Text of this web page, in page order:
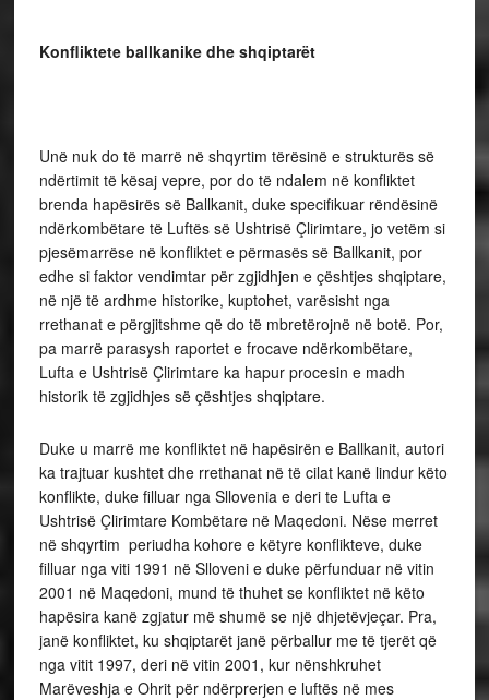
Konfliktete ballkanike dhe shqiptarët
Unë nuk do të marrë në shqyrtim tërësinë e strukturës së
ndërtimit të kësaj vepre, por do të ndalem në konfliktet
brenda hapësirës së Ballkanit, duke specifikuar rëndësinë
ndërkombëtare të Luftës së Ushtrisë Çlirimtare, jo vetëm si
pjesëmarrëse në konfliktet e përmasës së Ballkanit, por
edhe si faktor vendimtar për zgjidhjen e çështjes shqiptare,
në një të ardhme historike, kuptohet, varësisht nga
rrethanat e përgjitshme që do të mbretërojnë në botë. Por,
pa marrë parasysh raportet e frocave ndërkombëtare,
Lufta e Ushtrisë Çlirimtare ka hapur procesin e madh
historik të zgjidhjes së çështjes shqiptare.
Duke u marrë me konfliktet në hapësirën e Ballkanit, autori
ka trajtuar kushtet dhe rrethanat në të cilat kanë lindur këto
konflikte, duke filluar nga Sllovenia e deri te Lufta e
Ushtrisë Çlirimtare Kombëtare në Maqedoni. Nëse merret
në shqyrtim periudha kohore e këtyre konflikteve, duke
filluar nga viti 1991 në Slloveni e duke përfunduar në vitin
2001 në Maqedoni, mund të thuhet se konfliktet në këto
hapësira kanë zgjatur më shumë se një dhjetëvjeçar. Pra,
janë konfliktet, ku shqiptarët janë përballur me të tjerët që
nga vitit 1997, deri në vitin 2001, kur nënshkruhet
Marëveshja e Ohrit për ndërprerjen e luftës në mes